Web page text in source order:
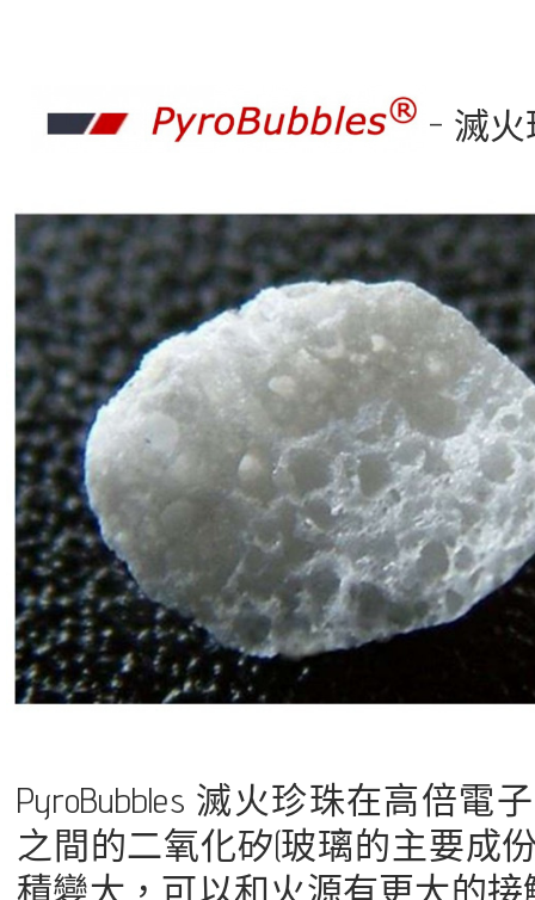
PyroBubbles 滅火珍珠在高倍電
之間的二氧化矽(玻璃的主要成
積變大，可以和火源有更大的
- 滅火